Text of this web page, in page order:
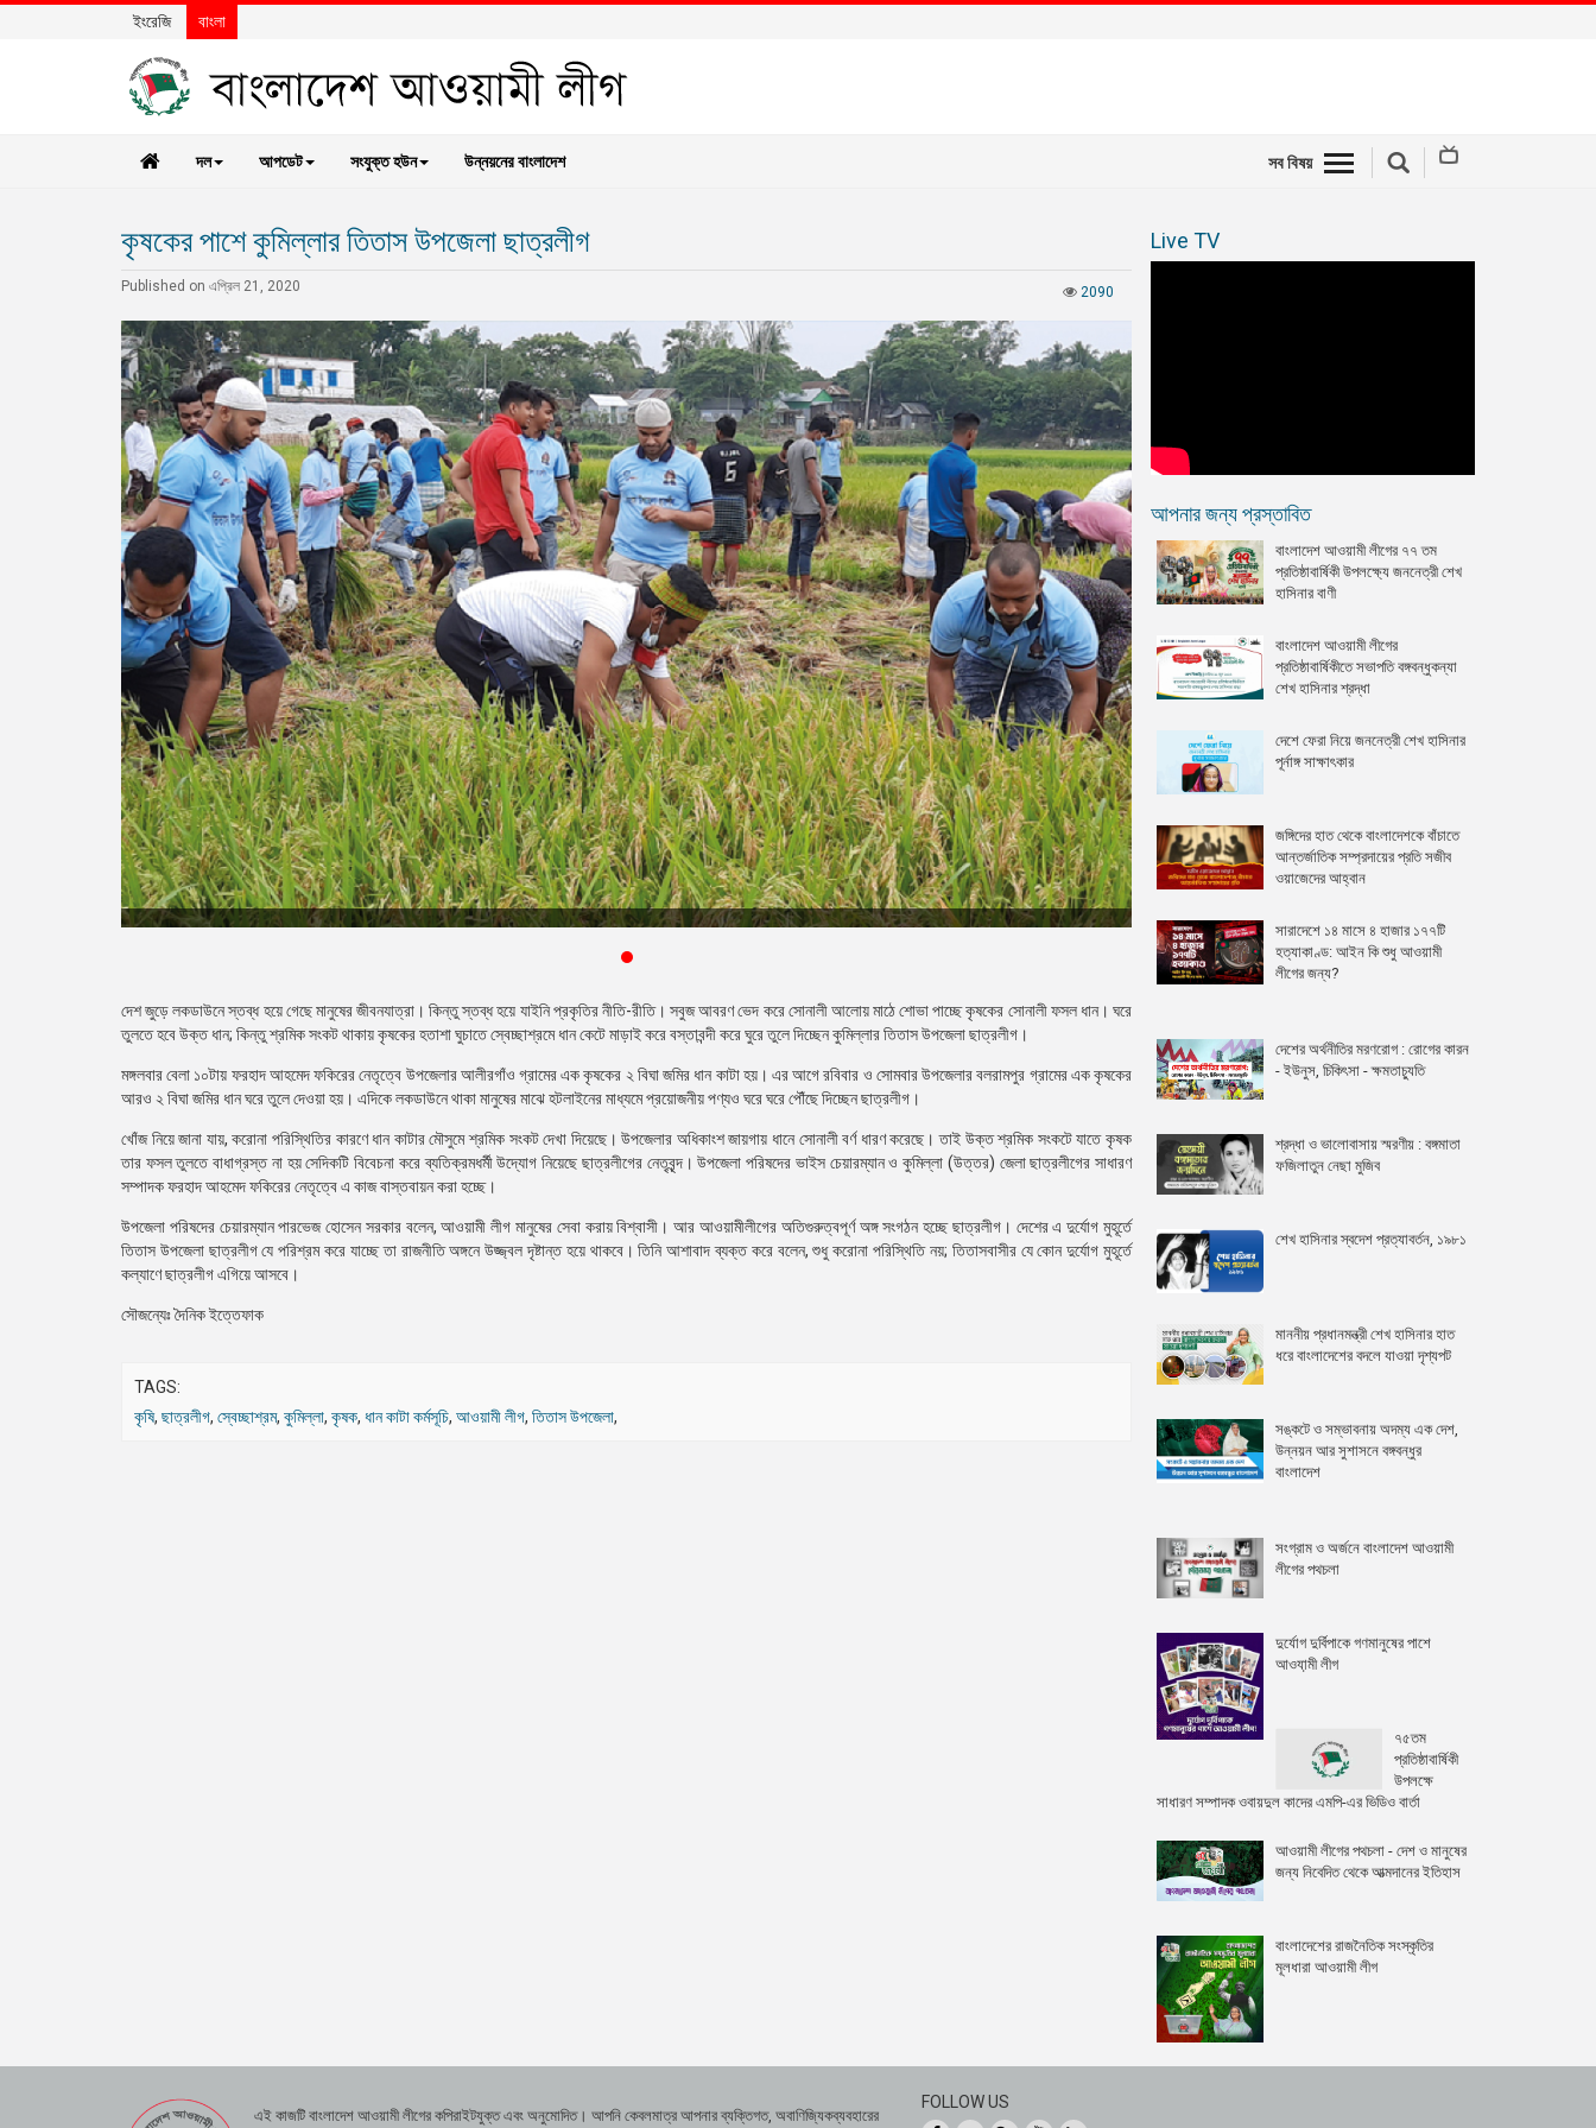
ইংরেজি বাংলা
দল আপডেট সংযুক্ত হউন উন্নয়নের বাংলাদেশ সব বিষয়
কৃষকের পাশে কুমিল্লার তিতাস উপজেলা ছাত্রলীগ
2090
Published on এপ্রিল 21, 2020
দেশ জুড়ে লকডাউনে স্তব্ধ হয়ে গেছে মানুষের জীবনযাত্রা। কিন্তু স্তব্ধ হয়ে যাইনি প্রকৃতির নীতি-রীতি। সবুজ আবরণ ভেদ করে সোনালী আলোয় মাঠে শোভা পাচ্ছে কৃষকের সোনালী ফসল ধান। ঘরে
তুলতে হবে উক্ত ধান; কিন্তু শ্রমিক সংকট থাকায় কৃষকের হতাশা ঘুচাতে স্বেচ্ছাশ্রমে ধান কেটে মাড়াই করে বস্তাবন্দী করে ঘুরে তুলে দিচ্ছেন কুমিল্লার তিতাস উপজেলা ছাত্রলীগ।
মঙ্গলবার বেলা ১০টায় ফরহাদ আহমেদ ফকিরের নেতৃত্বে উপজেলার আলীরগাঁও গ্রামের এক কৃষকের ২ বিঘা জমির ধান কাটা হয়। এর আগে রবিবার ও সোমবার উপজেলার বলরামপুর গ্রামের এক কৃষকের
আরও ২ বিঘা জমির ধান ঘরে তুলে দেওয়া হয়। এদিকে লকডাউনে থাকা মানুষের মাঝে হটলাইনের মাধ্যমে প্রয়োজনীয় পণ্যও ঘরে ঘরে পৌঁছে দিচ্ছেন ছাত্রলীগ।
খোঁজ নিয়ে জানা যায়, করোনা পরিস্থিতির কারণে ধান কাটার মৌসুমে শ্রমিক সংকট দেখা দিয়েছে। উপজেলার অধিকাংশ জায়গায় ধানে সোনালী বর্ণ ধারণ করেছে। তাই উক্ত শ্রমিক সংকটে যাতে কৃষক
তার ফসল তুলতে বাধাগ্রস্ত না হয় সেদিকটি বিবেচনা করে ব্যতিক্রমধর্মী উদ্যোগ নিয়েছে ছাত্রলীগের নেতৃবৃন্দ। উপজেলা পরিষদের ভাইস চেয়ারম্যান ও কুমিল্লা (উত্তর) জেলা ছাত্রলীগের সাধারণ
সম্পাদক ফরহাদ আহমেদ ফকিরের নেতৃত্বে এ কাজ বাস্তবায়ন করা হচ্ছে।
উপজেলা পরিষদের চেয়ারম্যান পারভেজ হোসেন সরকার বলেন, আওয়ামী লীগ মানুষের সেবা করায় বিশ্বাসী। আর আওয়ামীলীগের অতিগুরুত্বপূর্ণ অঙ্গ সংগঠন হচ্ছে ছাত্রলীগ। দেশের এ দুর্যোগ মুহূর্তে
তিতাস উপজেলা ছাত্রলীগ যে পরিশ্রম করে যাচ্ছে তা রাজনীতি অঙ্গনে উজ্জ্বল দৃষ্টান্ত হয়ে থাকবে। তিনি আশাবাদ ব্যক্ত করে বলেন, শুধু করোনা পরিস্থিতি নয়; তিতাসবাসীর যে কোন দুর্যোগ মুহূর্তে
কল্যাণে ছাত্রলীগ এগিয়ে আসবে।
সৌজন্যেঃ দৈনিক ইত্তেফাক
TAGS:
কৃষি, ছাত্রলীগ, স্বেচ্ছাশ্রম, কুমিল্লা, কৃষক, ধান কাটা কর্মসূচি, আওয়ামী লীগ, তিতাস উপজেলা,
Live TV
আপনার জন্য প্রস্তাবিত
বাংলাদেশ আওয়ামী লীগের ৭৭ তম
প্রতিষ্ঠাবার্ষিকী উপলক্ষ্যে জননেত্রী শেখ
হাসিনার বাণী
বাংলাদেশ আওয়ামী লীগের
প্রতিষ্ঠাবার্ষিকীতে সভাপতি বঙ্গবন্ধুকন্যা
শেখ হাসিনার শ্রদ্ধা
দেশে ফেরা নিয়ে জননেত্রী শেখ হাসিনার
পূর্নাঙ্গ সাক্ষাৎকার
জঙ্গিদের হাত থেকে বাংলাদেশকে বাঁচাতে
আন্তর্জাতিক সম্প্রদায়ের প্রতি সজীব
ওয়াজেদের আহ্বান
সারাদেশে ১৪ মাসে ৪ হাজার ১৭৭টি
হত্যাকাণ্ড: আইন কি শুধু আওয়ামী
লীগের জন্য?
দেশের অর্থনীতির মরণরোগ : রোগের কারন
- ইউনুস, চিকিৎসা - ক্ষমতাচ্যুতি
শ্রদ্ধা ও ভালোবাসায় স্মরণীয় : বঙ্গমাতা
ফজিলাতুন নেছা মুজিব
শেখ হাসিনার স্বদেশ প্রত্যাবর্তন, ১৯৮১
মাননীয় প্রধানমন্ত্রী শেখ হাসিনার হাত
ধরে বাংলাদেশের বদলে যাওয়া দৃশ্যপট
সঙ্কটে ও সম্ভাবনায় অদম্য এক দেশ,
উন্নয়ন আর সুশাসনে বঙ্গবন্ধুর
বাংলাদেশ
সংগ্রাম ও অর্জনে বাংলাদেশ আওয়ামী
লীগের পথচলা
দুর্যোগ দুর্বিপাকে গণমানুষের পাশে
আওযা়মী লীগ
৭৫তম
প্রতিষ্ঠাবার্ষিকী
উপলক্ষে
সাধারণ সম্পাদক ওবায়দুল কাদের এমপি-এর ভিডিও বার্তা
আওয়ামী লীগের পথচলা - দেশ ও মানুষের
জন্য নিবেদিত থেকে আত্মদানের ইতিহাস
বাংলাদেশের রাজনৈতিক সংস্কৃতির
মূলধারা আওয়ামী লীগ
এই কাজটি বাংলাদেশ আওয়ামী লীগের কপিরাইটযুক্ত এবং অনুমোদিত। আপনি কেবলমাত্র আপনার ব্যক্তিগত, অবাণিজ্যিকব্যবহারের
FOLLOW US